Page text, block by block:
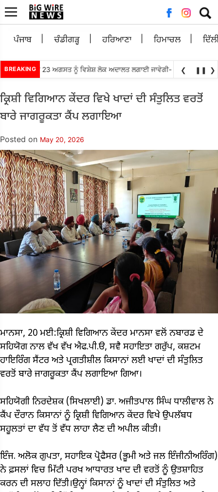
for:
ਪੰਜਾਬ ਚੰਡੀਗੜ੍ਹ ਹਰਿਆਣਾ ਹਿਮਾਚਲ
BREAKING
22 ਅਤੇ 23 ਅਗਸਤ ਨੂੰ ਵਿਸ਼ੇਸ਼ ਲੋਕ ਅਦਾਲਤ ਲਗਾਈ ਜਾਵੇਗੀ- ਮਾਣਯੋਗ ਜਿਲ੍ਹਾ
❮ ❚❚ ❯
ਕ੍ਰਿਸ਼ੀ ਵਿਗਿਆਨ ਕੇਂਦਰ ਵਿਖੇ ਖਾਦਾਂ ਦੀ ਸੰਤੁਲਿਤ ਵਰਤੋਂ
ਬਾਰੇ ਜਾਗਰੂਕਤਾ ਕੈਂਪ ਲਗਾਇਆ
Posted on May 20, 2026
ਮਾਨਸਾ, 20 ਮਈ:ਕ੍ਰਿਸ਼ੀ ਵਿਗਿਆਨ ਕੇਂਦਰ ਮਾਨਸਾ ਵਲੋਂ ਨਬਾਰਡ ਦੇ
ਸਹਿਯੋਗ ਨਾਲ ਵੱਖ ਵੱਖ ਐਫ.ਪੀ.ੳ, ਸਵੈ ਸਹਾਇਤਾ ਗਰੁੱਪ, ਕਸ਼ਟਮ
ਹਾਇਰਿੰਗ ਸੈਂਟਰ ਅਤੇ ਪ੍ਰਗਤੀਸ਼ੀਲ ਕਿਸਾਨਾਂ ਲਈ ਖਾਦਾਂ ਦੀ ਸੰਤੁਲਿਤ
ਵਰਤੋਂ ਬਾਰੇ ਜਾਗਰੂਕਤਾ ਕੈਂਪ ਲਗਾਇਆ ਗਿਆ।
ਸਹਿਯੋਗੀ ਨਿਰਦੇਸ਼ਕ (ਸਿਖਲਾਈ) ਡਾ. ਅਜੀਤਪਾਲ ਸਿੰਘ ਧਾਲੀਵਾਲ ਨੇ
ਕੈਂਪ ਦੌਰਾਨ ਕਿਸਾਨਾਂ ਨੂੰ ਕ੍ਰਿਸ਼ੀ ਵਿਗਿਆਨ ਕੇਂਦਰ ਵਿਖੇ ਉਪਲੱਬਧ
ਸਹੂਲਤਾਂ ਦਾ ਵੱਧ ਤੋਂ ਵੱਧ ਲਾਹਾ ਲੈਣ ਦੀ ਅਪੀਲ ਕੀਤੀ।
ਇੰਜ. ਅਲੋਕ ਗੁਪਤਾ, ਸਹਾਇਕ ਪ੍ਰੋਫੈਸਰ (ਭੂਮੀ ਅਤੇ ਜਲ ਇੰਜੀਨੀਅਰਿੰਗ)
ਨੇ ਫ਼ਸਲਾਂ ਵਿਚ ਮਿੱਟੀ ਪਰਖ ਆਧਾਰਤ ਖਾਦ ਦੀ ਵਰਤੋਂ ਨੂੰ ਉਤਸ਼ਾਹਿਤ
ਕਰਨ ਦੀ ਸਲਾਹ ਦਿੱਤੀ।ਉਨ੍ਹਾਂ ਕਿਸਾਨਾਂ ਨੂੰ ਖਾਦਾਂ ਦੀ ਸੰਤੁਲਿਤ ਅਤੇ